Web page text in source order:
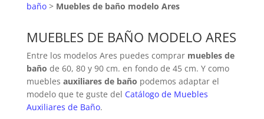
baño> Muebles de baño modelo Ares
MUEBLES DE BAÑO MODELO ARES
Entre los modelos Ares puedes comprar muebles de
baño de 60, 80 y 90 cm. en fondo de 45 cm. Y como
muebles auxiliares de baño podemos adaptar el
modelo que te guste del Catálogo de Muebles
Auxiliares de Baño.